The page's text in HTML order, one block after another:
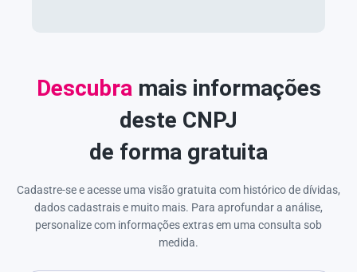
Descubra mais informações
deste CNPJ
de forma gratuita
Cadastre-se e acesse uma visão gratuita com histórico de dívidas,
dados cadastrais e muito mais. Para aprofundar a análise,
personalize com informações extras em uma consulta sob
medida.